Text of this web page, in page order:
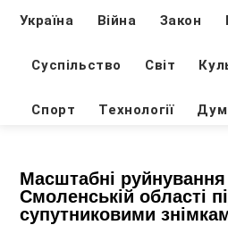
Україна Війна Закон
Суспільство Світ
Спорт Технології
Масштабні
Смоленській області
супутниковими